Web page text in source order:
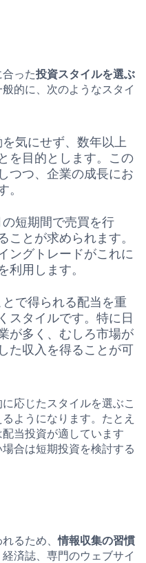
った投資スタイルを選ぶ
的に、次のようなスタイ
気にせず、数年以上
を目的とします。この
つつ、企業の成長にお
。
短期間で売買を行
ことが求められます。
ングトレードがこれに
利用します。
で得られる配当を重
スタイルです。特に日
が多く、むしろ市場が
た収入を得ることが可
応じたスタイルを選ぶこ
ようになります。たとえ
当投資が適しています
合は短期投資を検討する
るため、情報収集の習慣
済誌、専門のウェブサイ